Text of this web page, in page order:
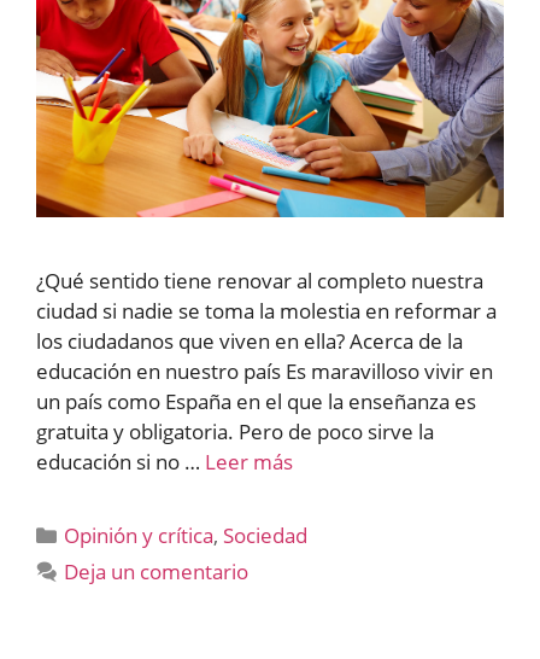
¿Qué sentido tiene renovar al completo nuestra
ciudad si nadie se toma la molestia en reformar a
los ciudadanos que viven en ella? Acerca de la
educación en nuestro país Es maravilloso vivir en
un país como España en el que la enseñanza es
gratuita y obligatoria. Pero de poco sirve la
educación si no … Leer más
Categorías
Opinión y crítica, Sociedad
Deja un comentario